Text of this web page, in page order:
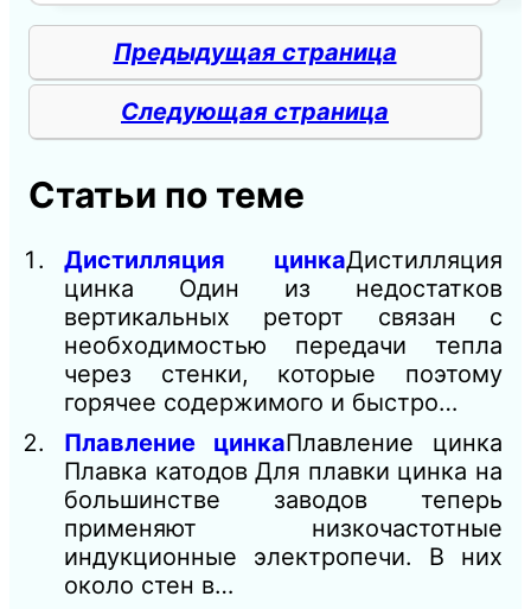
Предыдущая страница
Следующая страница
Статьи по теме
Дистилляция цинкаДистилляция
цинка Один из недостатков
вертикальных реторт связан с
необходимостью передачи тепла
через стенки, которые поэтому
горячее содержимого и быстро…
Плавление цинкаПлавление цинка
Плавка катодов Для плавки цинка на
большинстве заводов теперь
применяют низкочастотные
индукционные электропечи. В них
около стен в…